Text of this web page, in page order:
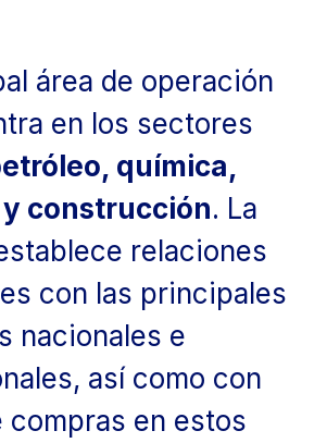
área de operación
en los sectores
química,
construcción. La
relaciones
con las principales
nacionales e
así como con
compras en estos